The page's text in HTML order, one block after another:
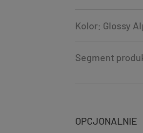
Kolor: Glossy
Segment
OPCJONALNIE